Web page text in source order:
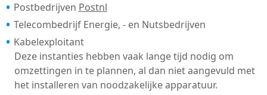
Postbedrijven Postnl
Telecombedrijf Energie, - en Nutsbedrijven
Kabelexploitant
Deze instanties hebben vaak lange tijd nodig om
omzettingen in te plannen, al dan niet aangevuld met
het installeren van noodzakelijke apparatuur.